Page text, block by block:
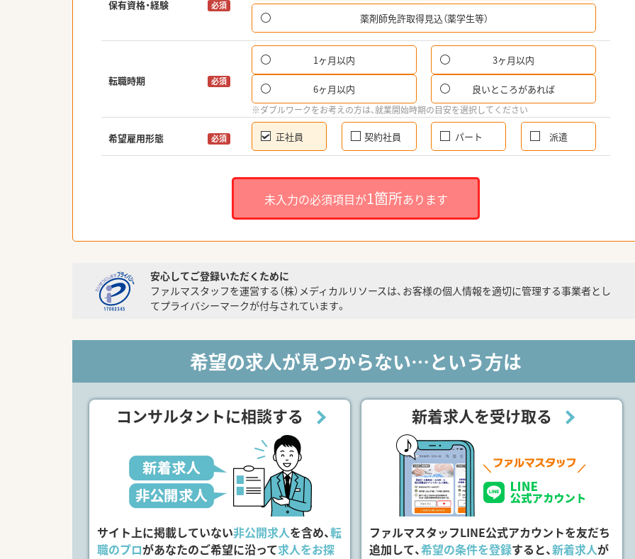
保有資格・経験 必須
薬剤師免許取得見込（薬学生等）
転職時期 必須
1ヶ月以内 3ヶ月以内
6ヶ月以内 良いところがあれば
※ダブルワークをお考えの方は、就業開始時期の目安を選択してください
希望雇用形態 必須 正社員 契約社員 パート 派遣
未入力の必須項目が1箇所あります
安心してご登録いただくために
ファルマスタッフを運営する（株）メディカルリソースは、お客様の個人情報を適切に管理する事業者とし
てプライバシーマークが付与されています。
希望の求人が見つからない…という方は
コンサルタントに相談する
サイト上に掲載していない非公開求人を含め、転
職のプロがあなたのご希望に沿って求人をお探
新着求人を受け取る
ファルマスタッフLINE公式アカウントを友だち
追加して、希望の条件を登録すると、新着求人が